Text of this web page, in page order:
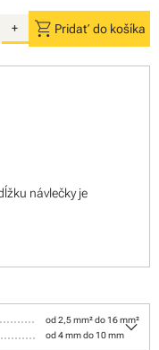
+ shopping_cart Pridať do košíka
návlečky je
od 2,5 mm² do 16 mm²
od 4 mm do 10 mmkeyboard_arrow_down